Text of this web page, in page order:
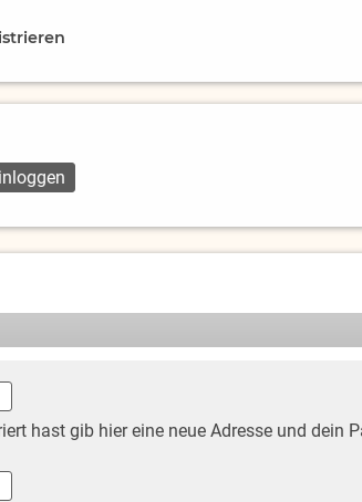
hast gib hier eine neue Adresse und dein